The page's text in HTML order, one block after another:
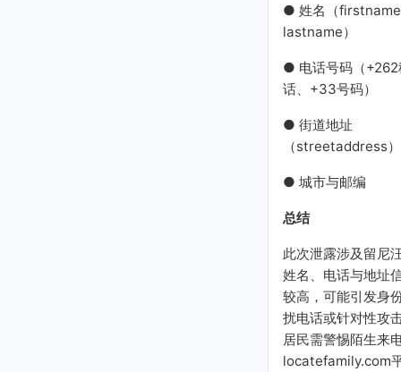
● 姓名（
lastname）
● 电话号码（+262
话、+33号码）
● 街道地址
（streetaddress）
● 城市与邮编
总结
此次泄露涉及留尼
姓名、电话与地址
较高，可能引发身
扰电话或针对性攻
居民需警惕陌生来
locatefamily.com